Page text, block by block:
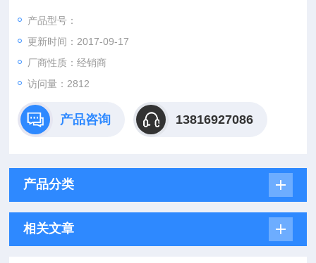
产品型号：
更新时间：2017-09-17
厂商性质：经销商
访问量：2812
产品咨询 13816927086
产品分类
相关文章